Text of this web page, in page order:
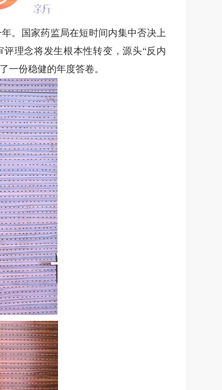
。国家药监局在短时间内集中否决上
理念将发生根本性转变，源头“反内
一份稳健的年度答卷。